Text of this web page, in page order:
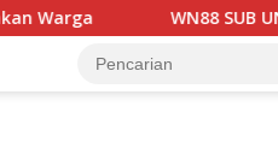
WN88 SUB UNIT 13